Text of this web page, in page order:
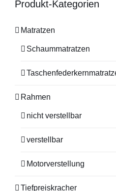
Produkt-Kategorien
Matratzen
Schaummatratzen
Rahmen
nicht verstellbar
verstellbar
Motorverstellung
Tiefpreiskracher